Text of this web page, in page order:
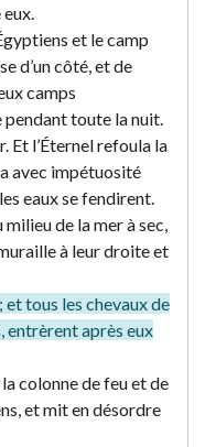
et le camp
d’un côté, et de
camps
pendant toute la nuit.
Et l’Éternel refoula la
avec impétuosité
eaux se fendirent.
de la mer à sec,
à leur droite et
tous les chevaux de
entrèrent après eux
colonne de feu et de
et mit en désordre